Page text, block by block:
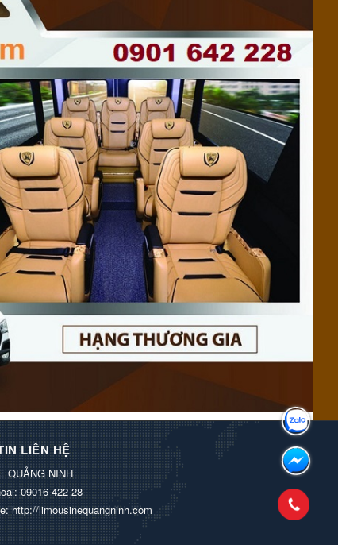
LIÊN HỆ
QUẢNG NINH
09016 422 28
http://limousinequangninh.com